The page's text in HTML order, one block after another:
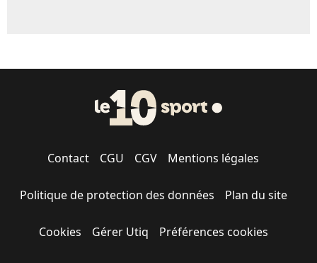
Contact CGU CGV Mentions légales
Politique de protection des données Plan du site
Cookies Gérer Utiq Préférences cookies